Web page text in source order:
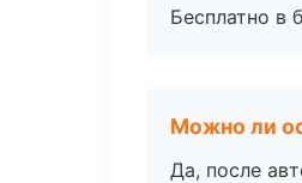
Бесплатно в
Можно ли
Да, после